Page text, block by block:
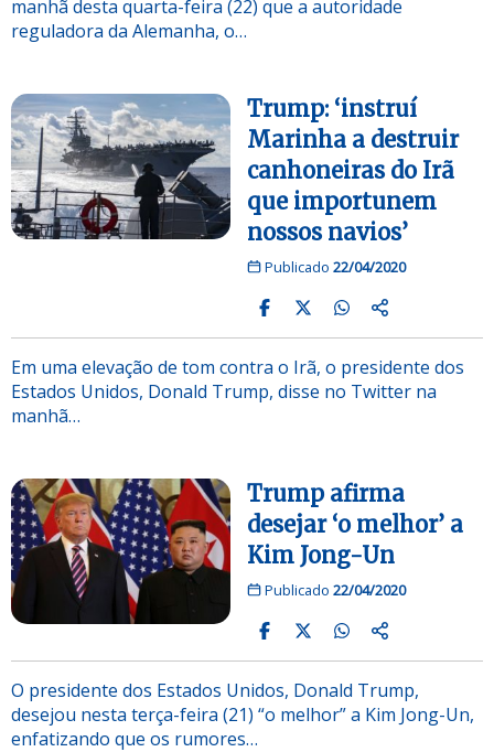
manhã desta quarta-feira (22) que a autoridade
reguladora da Alemanha, o…
Trump: ‘instruí
Marinha a destruir
canhoneiras do Irã
que importunem
nossos navios’
Publicado 22/04/2020
Em uma elevação de tom contra o Irã, o presidente dos
Estados Unidos, Donald Trump, disse no Twitter na
manhã…
Trump afirma
desejar ‘o melhor’ a
Kim Jong-Un
Publicado 22/04/2020
O presidente dos Estados Unidos, Donald Trump,
desejou nesta terça-feira (21) “o melhor” a Kim Jong-Un,
enfatizando que os rumores…